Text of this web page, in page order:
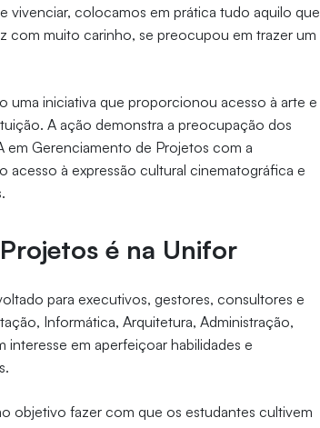
vivenciar, colocamos em prática tudo aquilo que
com muito carinho, se preocupou em trazer um
iniciativa que proporcionou acesso à arte e
A ação demonstra a preocupação dos
em Gerenciamento de Projetos com a
acesso à expressão cultural cinematográfica e
é na Unifor
para executivos, gestores, consultores e
Informática, Arquitetura, Administração,
em aperfeiçoar habilidades e
objetivo fazer com que os estudantes cultivem